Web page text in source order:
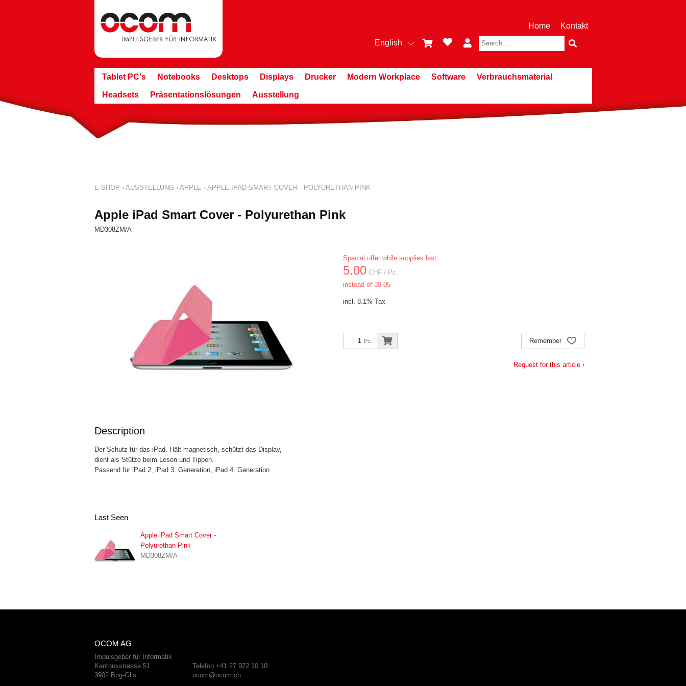
Home
Kontakt
English
Tablet PC's Notebooks Desktops Displays Drucker Modern Workplace Software Verbrauchsmaterial
Headsets Präsentationslösungen Ausstellung
E-SHOP › AUSSTELLUNG › APPLE › APPLE IPAD SMART COVER - POLYURETHAN PINK
Apple iPad Smart Cover - Polyurethan Pink
MD308ZM/A
Special offer while supplies last
5.00 CHF / Pc.
instead of 39.05
incl. 8.1% Tax
Pc. Remember
Request for this article ›
Description
Der Schutz für das iPad. Hält magnetisch, schützt das Display,
dient als Stütze beim Lesen und Tippen.
Passend für iPad 2, iPad 3. Generation, iPad 4. Generation
Last Seen
Apple iPad Smart Cover -
Polyurethan Pink
MD308ZM/A
OCOM AG
Impulsgeber für Informatik
Kantonsstrasse 51
3902 Brig-Glis
Telefon +41 27 922 10 10
ocom@ocom.ch